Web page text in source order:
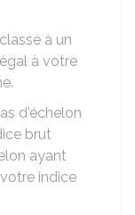
à un
à votre
d'échelon
brut
ayant
indice